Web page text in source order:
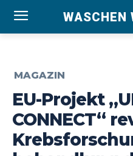
WASCHEN
MAGAZIN
EU-Projekt
CONNECT“